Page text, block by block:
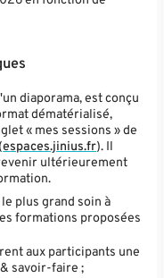
diaporama, est conçu
dématérialisé,
« mes sessions » de
espaces.jinius.fr). Il
ultérieurement
plus grand soin à
formations proposées
aux participants une
savoir-faire ;